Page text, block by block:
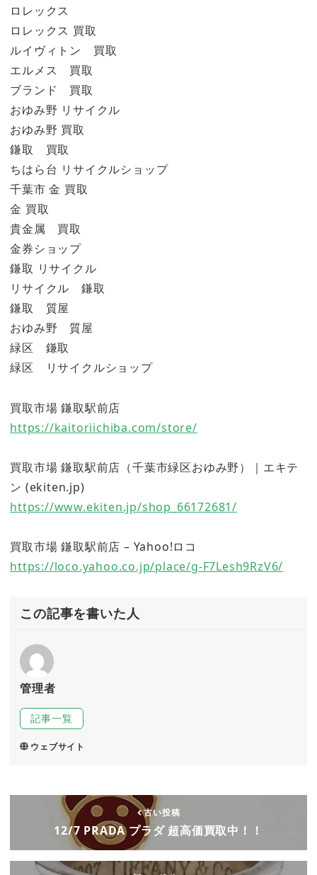
ロレックス
ロレックス 買取
ルイヴィトン 買取
エルメス 買取
ブランド 買取
おゆみ野 リサイクル
おゆみ野 買取
鎌取 買取
ちはら台 リサイクルショップ
千葉市 金 買取
金 買取
貴金属 買取
金券ショップ
鎌取 リサイクル
リサイクル 鎌取
鎌取 質屋
おゆみ野 質屋
緑区 鎌取
緑区 リサイクルショップ
買取市場 鎌取駅前店
https://kaitoriichiba.com/store/
買取市場 鎌取駅前店（千葉市緑区おゆみ野）｜エキテ
ン (ekiten.jp)
https://www.ekiten.jp/shop_66172681/
買取市場 鎌取駅前店 – Yahoo!ロコ
https://loco.yahoo.co.jp/place/g-F7Lesh9RzV6/
この記事を書いた人
管理者
記事一覧
ウェブサイト
古い投稿
12/7 PRADA プラダ 超高価買取中！！